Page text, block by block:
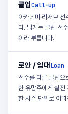
콜업Call-up
아카데미·리저브
다. 넓게는 클럽 선
이라 부릅니다.
로안 / 임대 Loan
선수를 다른 클럽
한 유망주에게 실전
한 시즌 단위로 이